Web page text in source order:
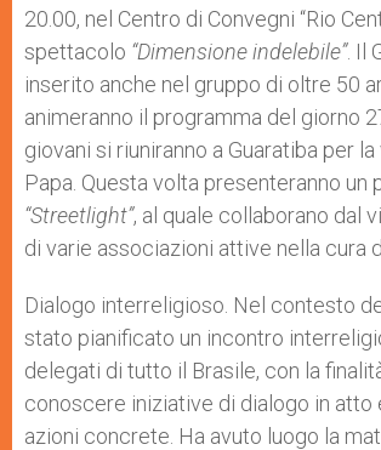
20.00, nel Centro di Convegni “Rio
spettacolo “Dimensione indelebile”. Il
inserito anche nel gruppo di oltre 50
animeranno il programma del giorno
giovani si riuniranno a Guaratiba per la
Papa. Questa volta presenteranno un
“Streetlight”, al quale collaborano dal
di varie associazioni attive nella cura
Dialogo interreligioso. Nel contesto
stato pianificato un incontro
delegati di tutto il Brasile, con la
conoscere iniziative di dialogo in atto
azioni concrete. Ha avuto luogo la